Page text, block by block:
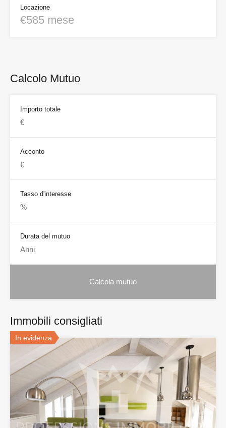
Locazione
€585 mese
Calcolo Mutuo
Importo totale
Acconto
Tasso d'interesse
Durata del mutuo
Immobili consigliati
In evidenza